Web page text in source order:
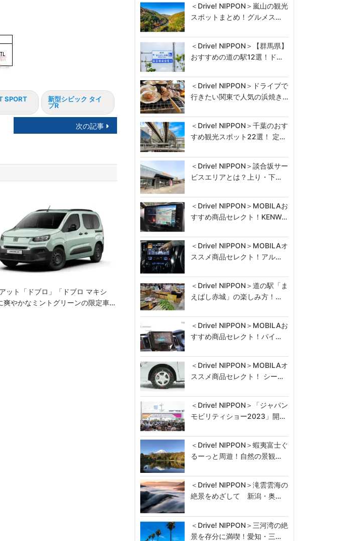
SPORT
新型シビック タイ
プR
次の記事
ット「ドブロ」「ドブロ マキシ
爽やかなミントグリーンの限定車…
＜Drive! NIPPON＞嵐山の観光
スポットまとめ！グルメス…
＜Drive! NIPPON＞【群馬県】
おすすめの道の駅12選！ド…
＜Drive! NIPPON＞ドライブで
行きたい関東で人気の浜焼き…
＜Drive! NIPPON＞千葉のおす
すめ観光スポット22選！ 定…
＜Drive! NIPPON＞談合坂サー
ビスエリアとは？上り・下…
＜Drive! NIPPON＞MOBILAお
すすめ商品セレクト！KENW…
＜Drive! NIPPON＞MOBILAオ
ススメ商品セレクト！アル…
＜Drive! NIPPON＞道の駅「ま
えばし赤城」の楽しみ方！…
＜Drive! NIPPON＞MOBILAお
すすめ商品セレクト！パイ…
＜Drive! NIPPON＞MOBILAオ
ススメ商品セレクト！ シー…
＜Drive! NIPPON＞「ジャパン
モビリティショー2023」開…
＜Drive! NIPPON＞蝦夷富士ぐ
るーっと周遊！自然の景観…
＜Drive! NIPPON＞滝雲雲海の
絶景をめざして 新潟・奥…
＜Drive! NIPPON＞三河湾の絶
景を存分に満喫！愛知・三…